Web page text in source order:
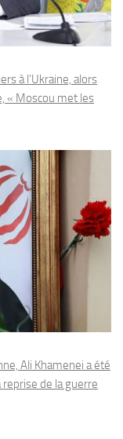
à l’Ukraine, alors
« Moscou met les
Ali Khamenei a été
de la guerre